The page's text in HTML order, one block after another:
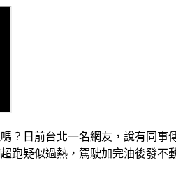
？日前台北一名網友，說有同
跑疑似過熱，駕駛加完油後發不